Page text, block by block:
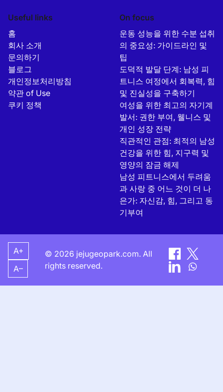
Useful links
홈
회사 소개
문의하기
블로그
개인정보처리방침
약관 of Use
쿠키 정책
On focus
운동 성능을 위한 수분 섭취
의 중요성: 가이드라인 및
팁
도덕적 발달 단계: 남성 피
트니스 여정에서 회복력, 힘
및 진실성을 구축하기
여성을 위한 최고의 자기계
발서: 권한 부여, 웰니스 및
개인 성장 전략
직관적인 관점: 최적의 남성
건강을 위한 힘, 지구력 및
영양의 잠금 해제
남성 피트니스에서 두려움
과 사랑 중 어느 것이 더 나
은가: 자신감, 힘, 그리고 동
기부여
A+
A–
© 2026 jejugeopark.com. All
rights reserved.